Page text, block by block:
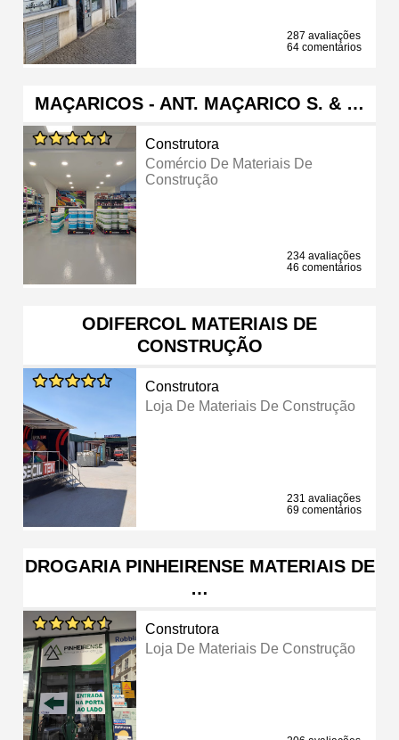
287 avaliações
64 comentários
MAÇARICOS - ANT. MAÇARICO S. & …
Construtora
Comércio De Materiais De
Construção
234 avaliações
46 comentários
ODIFERCOL MATERIAIS DE
CONSTRUÇÃO
Construtora
Loja De Materiais De Construção
231 avaliações
69 comentários
DROGARIA PINHEIRENSE MATERIAIS DE
…
Construtora
Loja De Materiais De Construção